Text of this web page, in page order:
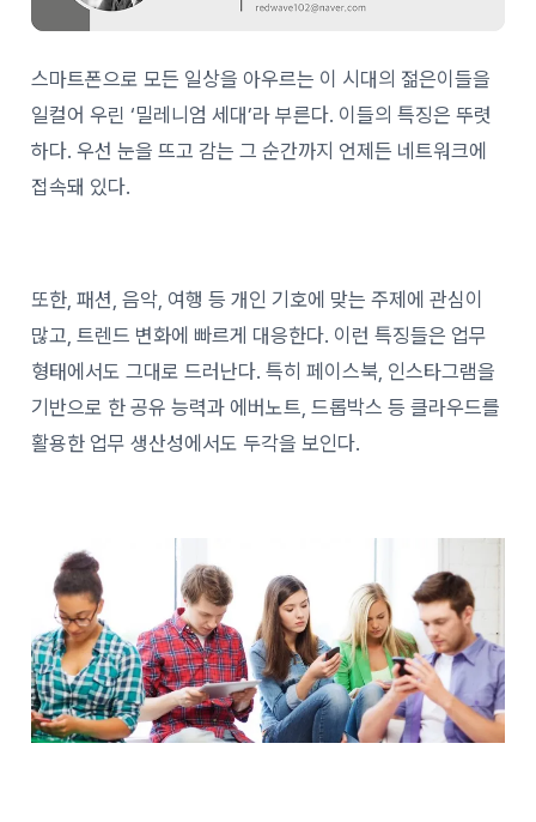
스마트폰으로 모든 일상을 아우르는 이 시대의 젊은이들을
일컬어 우린 ‘밀레니엄 세대’라 부른다. 이들의 특징은 뚜렷
하다. 우선 눈을 뜨고 감는 그 순간까지 언제든 네트워크에
접속돼 있다.
또한, 패션, 음악, 여행 등 개인 기호에 맞는 주제에 관심이
많고, 트렌드 변화에 빠르게 대응한다. 이런 특징들은 업무
형태에서도 그대로 드러난다. 특히 페이스북, 인스타그램을
기반으로 한 공유 능력과 에버노트, 드롭박스 등 클라우드를
활용한 업무 생산성에서도 두각을 보인다.